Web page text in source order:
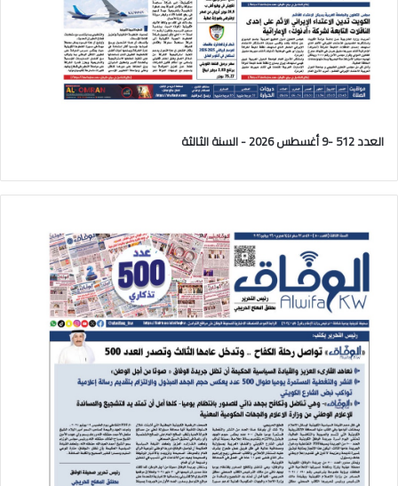
العدد 512 -9 أغسطس 2026 - السنة الثالثة